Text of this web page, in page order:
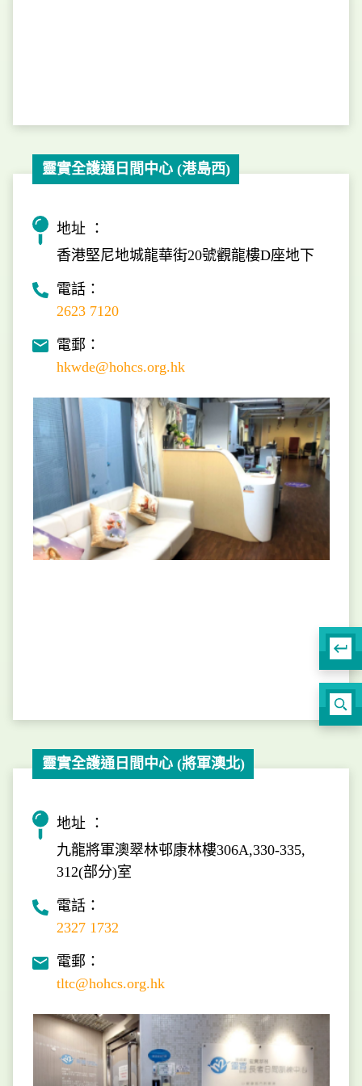
靈實全護通日間中心 (港島西)
地址 ：
香港堅尼地城龍華街20號觀龍樓D座地下
電話：
2623 7120
電郵：
hkwde@hohcs.org.hk
靈實全護通日間中心 (將軍澳北)
地址 ：
九龍將軍澳翠林邨康林樓306A,330-335,
312(部分)室
電話：
2327 1732
電郵：
tltc@hohcs.org.hk